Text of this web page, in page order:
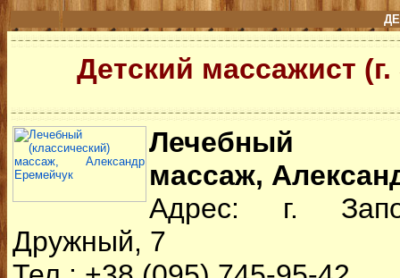
Детский массажист
Лечебный
массаж,
Адрес: г.
Дружный, 7